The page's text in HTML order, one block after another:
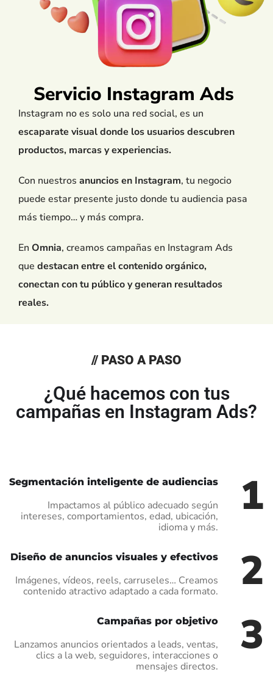
Servicio Instagram Ads
Instagram no es solo una red social, es un
escaparate visual donde los usuarios descubren
productos, marcas y experiencias.
Con nuestros anuncios en Instagram, tu negocio
puede estar presente justo donde tu audiencia pasa
más tiempo… y más compra.
En Omnia, creamos campañas en Instagram Ads
que destacan entre el contenido orgánico,
conectan con tu público y generan resultados
reales.
// PASO A PASO
¿Qué hacemos con tus
campañas en Instagram Ads?
1
Segmentación inteligente de audiencias
Impactamos al público adecuado según
intereses, comportamientos, edad, ubicación,
idioma y más.
2
Diseño de anuncios visuales y efectivos
Imágenes, vídeos, reels, carruseles… Creamos
contenido atractivo adaptado a cada formato.
3
Campañas por objetivo
Lanzamos anuncios orientados a leads, ventas,
clics a la web, seguidores, interacciones o
mensajes directos.